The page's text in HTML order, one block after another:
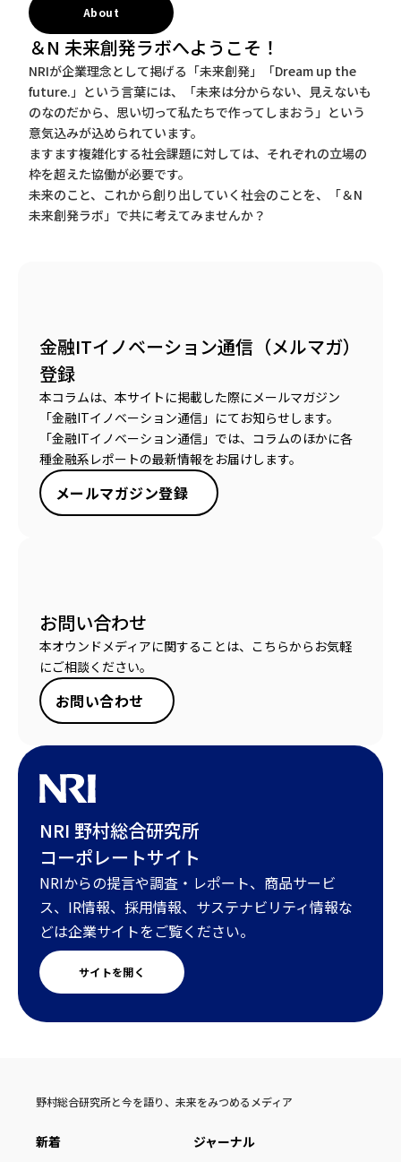
About
＆N 未来創発ラボへようこそ！
NRIが企業理念として掲げる「未来創発」「Dream up the
future.」という言葉には、「未来は分からない、見えないも
のなのだから、思い切って私たちで作ってしまおう」という
意気込みが込められています。
ますます複雑化する社会課題に対しては、それぞれの立場の
枠を超えた協働が必要です。
未来のこと、これから創り出していく社会のことを、「＆N
未来創発ラボ」で共に考えてみませんか？
金融ITイノベーション通信（メルマガ）
登録
本コラムは、本サイトに掲載した際にメールマガジン
「金融ITイノベーション通信」にてお知らせします。
「金融ITイノベーション通信」では、コラムのほかに各
種金融系レポートの最新情報をお届けします。
メールマガジン登録
お問い合わせ
本オウンドメディアに関することは、こちらからお気軽
にご相談ください。
お問い合わせ
NRI 野村総合研究所
コーポレートサイト
NRIからの提言や調査・レポート、商品サービ
ス、IR情報、採用情報、サステナビリティ情報な
どは企業サイトをご覧ください。
サイトを開く
野村総合研究所と今を語り、未来をみつめるメディア
新着 ジャーナル